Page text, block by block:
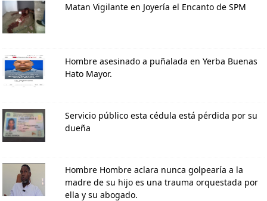
Matan Vigilante en Joyería el Encanto de SPM
Hombre asesinado a puñalada en Yerba Buenas
Hato Mayor.
Servicio público esta cédula está pérdida por su
dueña
Hombre Hombre aclara nunca golpearía a la
madre de su hijo es una trauma orquestada por
ella y su abogado.